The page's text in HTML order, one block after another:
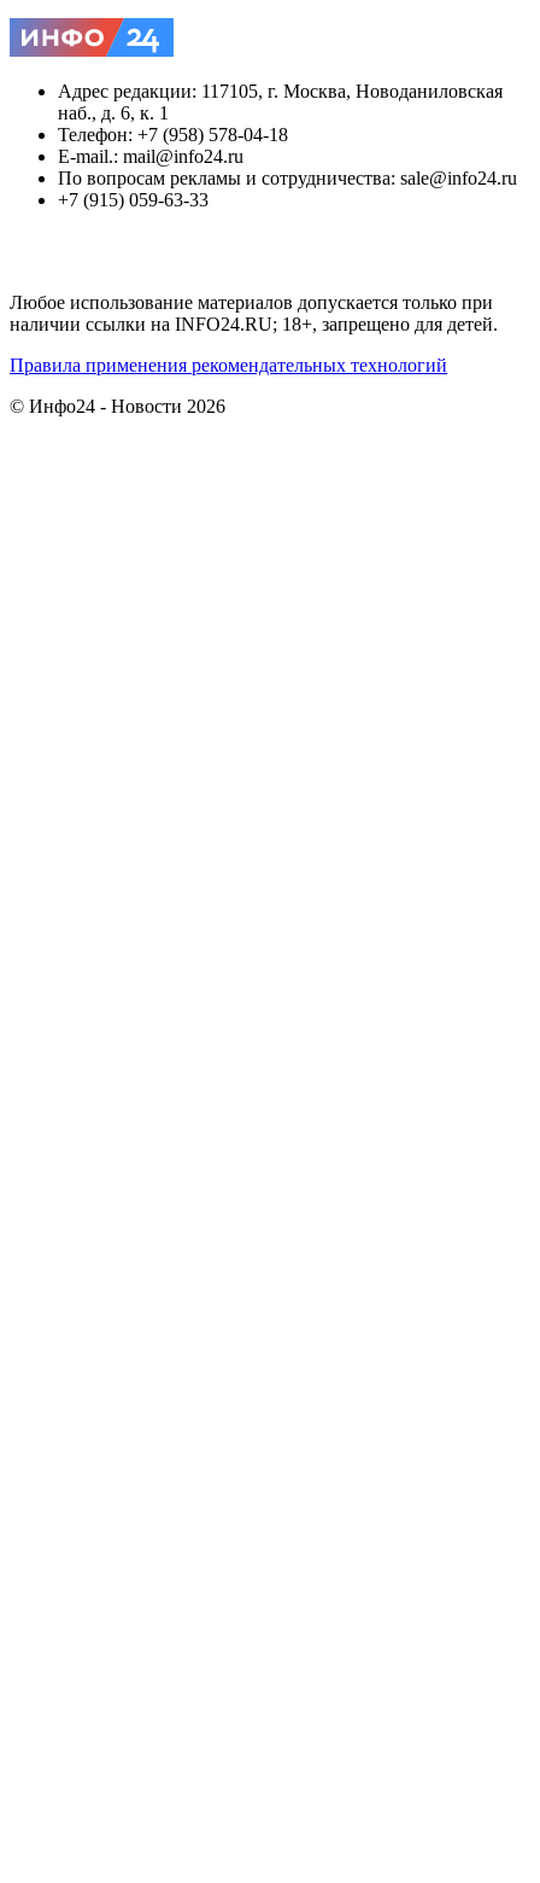
Адрес редакции: 117105, г. Москва, Новоданиловская
наб., д. 6, к. 1
Телефон: +7 (958) 578-04-18
E-mail.: mail@info24.ru
По вопросам рекламы и сотрудничества: sale@info24.ru
+7 (915) 059-63-33
Любое использование материалов допускается только при
наличии ссылки на INFO24.RU; 18+, запрещено для детей.
Правила применения рекомендательных технологий
© Инфо24 - Новости 2026